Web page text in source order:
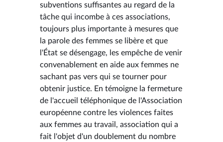
subventions suffisantes au regard de la
tâche qui incombe à ces associations,
toujours plus importante à mesures que
la parole des femmes se libère et que
l'État se désengage, les empêche de venir
convenablement en aide aux femmes ne
sachant pas vers qui se tourner pour
obtenir justice. En témoigne la fermeture
de l'accueil téléphonique de l'Association
européenne contre les violences faites
aux femmes au travail, association qui a
fait l'objet d'un doublement du nombre